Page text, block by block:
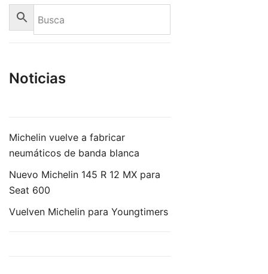
Noticias
Michelin vuelve a fabricar
neumáticos de banda blanca
Nuevo Michelin 145 R 12 MX para
Seat 600
Vuelven Michelin para Youngtimers